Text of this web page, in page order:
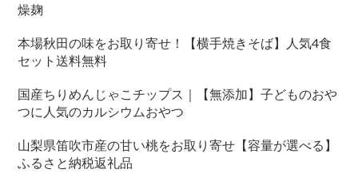
燥麹
本場秋田の味をお取り寄せ！【横手焼きそば】人気4食
セット送料無料
国産ちりめんじゃこチップス｜【無添加】子どものおや
つに人気のカルシウムおやつ
山梨県笛吹市産の甘い桃をお取り寄せ【容量が選べる】
ふるさと納税返礼品